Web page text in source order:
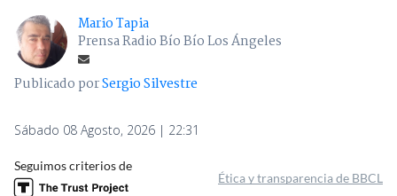
Mario Tapia
Prensa Radio Bío Bío Los Ángeles
Publicado porSergio Silvestre
Sábado 08 Agosto, 2026 | 22:31
Seguimos criterios de
Ética y transparencia de BBCL